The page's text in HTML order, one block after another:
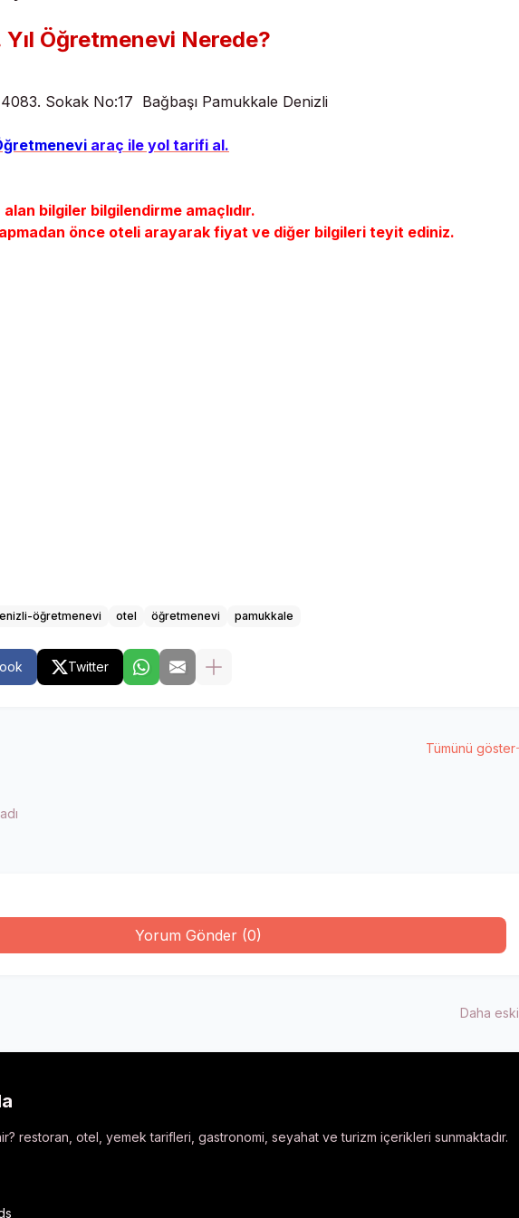
Öğretmenevi Nerede?
Sokak No:17 Bağbaşı Pamukkale Denizli
araç ile yol tarifi al.
bilgiler bilgilendirme amaçlıdır.
önce oteli arayarak fiyat ve diğer bilgileri teyit ediniz.
öğretmenevi otel öğretmenevi pamukkale
Twitter
Tümünü göster
Yorum Gönder (0)
Daha eski
restoran, otel, yemek tarifleri, gastronomi, seyahat ve turizm içerikleri sunmaktadır.